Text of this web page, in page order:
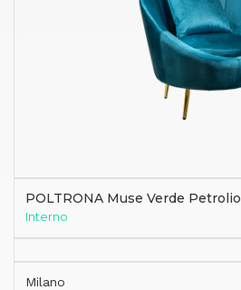
POLTRONA Muse Verde Petrolio
Interno
Milano